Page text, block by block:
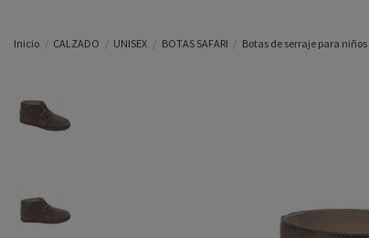
Inicio CALZADO UNISEX BOTAS SAFARI Botas de serraje para